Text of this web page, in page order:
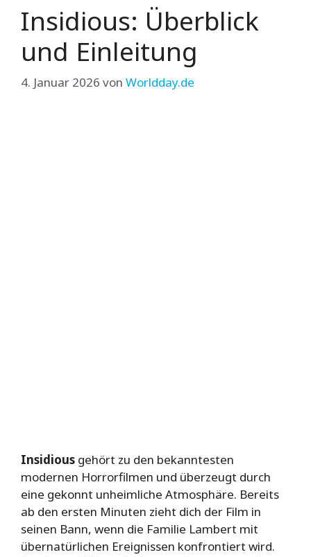
Insidious: Überblick
und Einleitung
4. Januar 2026 von Worldday.de
Insidious gehört zu den bekanntesten
modernen Horrorfilmen und überzeugt durch
eine gekonnt unheimliche Atmosphäre. Bereits
ab den ersten Minuten zieht dich der Film in
seinen Bann, wenn die Familie Lambert mit
übernatürlichen Ereignissen konfrontiert wird.